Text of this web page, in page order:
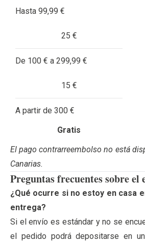
Hasta 99,99 €
25 €
De 100 € a 299,99 €
15 €
A partir de 300 €
Gratis
El pago contrarreembolso no está
Canarias.
Preguntas frecuentes sobre el
¿Qué ocurre si no estoy en casa
entrega?
Si el envío es estándar y no se
el pedido podrá depositarse en